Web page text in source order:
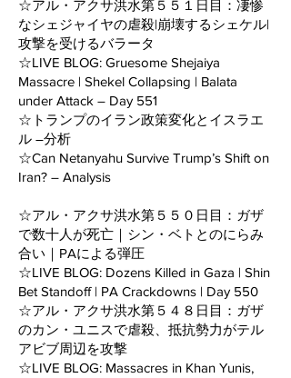
☆アル・アクサ洪水第５５１日目：凄惨
なシェジャイヤの虐殺|崩壊するシェケル|
攻撃を受けるバラータ
☆LIVE BLOG: Gruesome Shejaiya
Massacre | Shekel Collapsing | Balata
under Attack – Day 551
☆トランプのイラン政策変化とイスラエ
ル ―分析
☆Can Netanyahu Survive Trump’s Shift on
Iran? – Analysis
☆アル・アクサ洪水第５５０日目：ガザ
で数十人が死亡｜シン・ベトとのにらみ
合い｜PAによる弾圧
☆LIVE BLOG: Dozens Killed in Gaza | Shin
Bet Standoff | PA Crackdowns | Day 550
☆アル・アクサ洪水第５４８日目：ガザ
のカン・ユニスで虐殺、抵抗勢力がテル
アビブ周辺を攻撃
☆LIVE BLOG: Massacres in Khan Yunis,